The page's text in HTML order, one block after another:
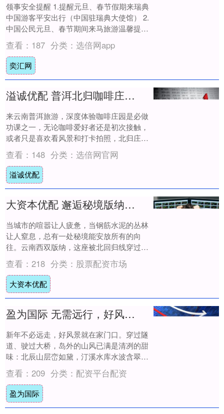
领事安全提醒 1.提醒元旦、春节假期来瑞典
中国游客平安出行（中国驻瑞典大使馆） 2.
中国公民元旦、春节期间来马旅游温馨提示
（中国驻马尔代夫大使馆） 安全提醒 提....
查看： 187 分类： 选倍网app
奕汇网
溢诚优配 普洱北归咖啡庄园，体验咖啡文化，品味一场味蕾与心灵的双重盛宴
来云南普洱旅游，深度体验咖啡庄园是必做
功课之一，无论咖啡爱好者还是初次接触，
或者只是喜欢看风景和打卡拍照，北归庄园
都是一个值得推荐的宝藏目的地。 北归庄园
位于思....
查看： 148 分类： 选倍网官网
溢诚优配
大资本优配 邂逅秘境版纳，开启云南暖心之旅
当城市的喧嚣让人疲惫，当钢筋水泥的丛林
让人窒息，总有一处秘境能安放所有的向
往。云南西双版纳，这座被北回归线穿过的
绿洲，藏着热带雨林的生机盎然，藏着傣族
同胞的热情....
查看： 218 分类： 股票配资市场
大资本优配
盈为国际 无需远行，好风景就在家门口，厦门岛外四区假期出游好去处快码住→
新年不必远走，好风景就在家门口。穿过隧
道、驶过大桥，岛外的山风已满是清冽的甜
味：北辰山层峦如黛，汀溪水库水波含翠，
翔安田野里油菜悄悄抽薹，军营村茶花园
里“雪花”....
查看： 209 分类： 配资平台配资
盈为国际